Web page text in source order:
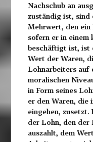
Nachschub an
zuständig ist, sind
Mehrwert, den
sofern er in
beschäftigt ist, ist
Wert der Waren,
Lohnarbeiters auf
moralischen
in Form seines
er den Waren, die
eingehen, zusetzt.
der Lohn, den
auszahlt, dem